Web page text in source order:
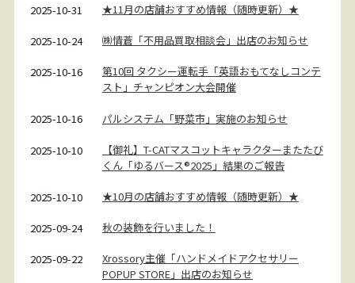
2025-10-31 ★11月の店舗おすすめ情報（随時更新）★
2025-10-24 ㈱情蒼「不用品買取相談会」出店のお知らせ
2025-10-16
第10回 タクシー運転手「英語おもてなしコンテ
スト」チャンピオン大会開催
2025-10-16 パルシステム「野菜市」実施のお知らせ
2025-10-10
【御礼】T-CATマスコットキャラクターまたたび
くん「ゆるバース®2025」結果のご報告
2025-10-10 ★10月の店舗おすすめ情報（随時更新）★
2025-09-24 秋の装飾を行いました！
2025-09-22
Xrossory主催「ハンドメイドアクセサリー
POPUP STORE」出店のお知らせ